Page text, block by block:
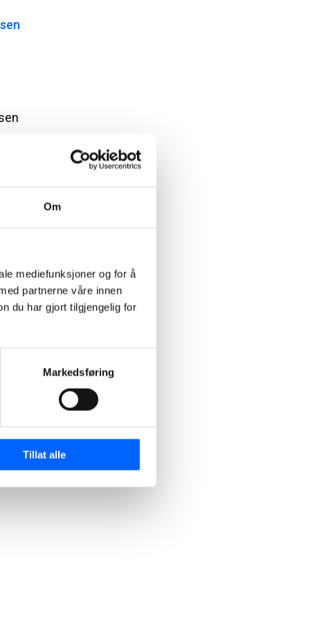
Om
mediefunksjoner og for å
partnerne våre innen
du har gjort tilgjengelig for
Markedsføring
Tillat alle